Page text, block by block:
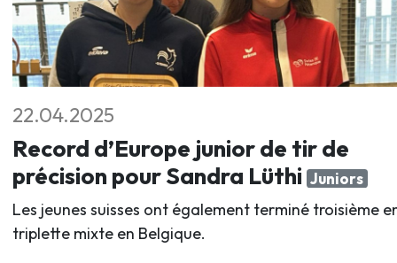
22.04.2025
Record d’Europe junior de tir de
précision pour Sandra Lüthi Juniors
Les jeunes suisses ont également terminé troisième
triplette mixte en Belgique.